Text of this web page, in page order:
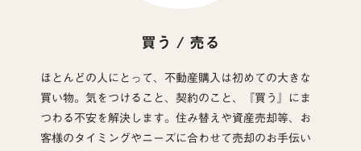
買う / 売る
ほとんどの人にとって、不動産購入は初めての大きな
買い物。気をつけること、契約のこと、『買う』にま
つわる不安を解決します。住み替えや資産売却等、お
客様のタイミングやニーズに合わせて売却のお手伝い